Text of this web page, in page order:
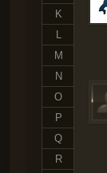
K
L
M
N
O
P
Q
R